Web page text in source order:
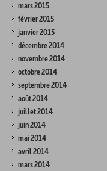
mars 2015
février 2015
janvier 2015
décembre 2014
novembre 2014
octobre 2014
septembre 2014
août 2014
juillet 2014
juin 2014
mai 2014
avril 2014
mars 2014